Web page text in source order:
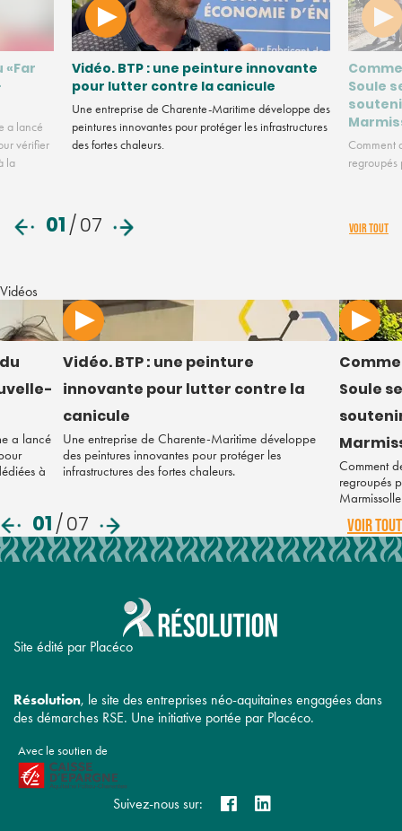
«Far
a lancé
vérifier
la
Vidéo. BTP : une peinture innovante
pour lutter contre la canicule
Une entreprise de Charente-Maritime développe des
peintures innovantes pour protéger les infrastructures
des fortes chaleurs.
Soule
Comment
regroupés
01/07 VOIR TOUT
Vidéos
a lancé
à
Vidéo. BTP : une peinture
innovante pour lutter contre la
canicule
Une entreprise de Charente-Maritime développe
des peintures innovantes pour protéger les
infrastructures des fortes chaleurs.
Soule
Comment
regroupés
Marmissolle
01/07 VOIR TOUT
Site édité par Placéco
Résolution, le site des entreprises néo-aquitaines engagées dans
des démarches RSE. Une initiative portée par Placéco.
Avec le soutien de
Suivez-nous sur: